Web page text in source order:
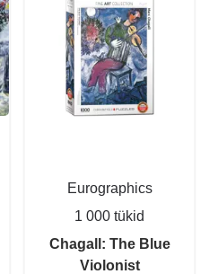
Eurographics
1 000 tükid
Chagall: The Blue
Violonist